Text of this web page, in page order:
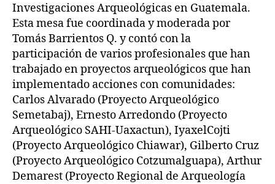
Investigaciones Arqueológicas en Guatemala.
Esta mesa fue coordinada y moderada por
Tomás Barrientos Q. y contó con la
participación de varios profesionales que han
trabajado en proyectos arqueológicos que han
implementado acciones con comunidades:
Carlos Alvarado (Proyecto Arqueológico
Semetabaj), Ernesto Arredondo (Proyecto
Arqueológico SAHI-Uaxactun), IyaxelCojti
(Proyecto Arqueológico Chiawar), Gilberto Cruz
(Proyecto Arqueológico Cotzumalguapa), Arthur
Demarest (Proyecto Regional de Arqueología